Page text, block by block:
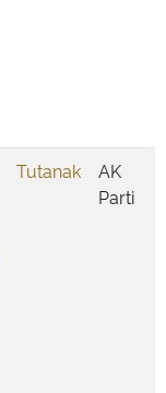
Tutanak
AK
Parti